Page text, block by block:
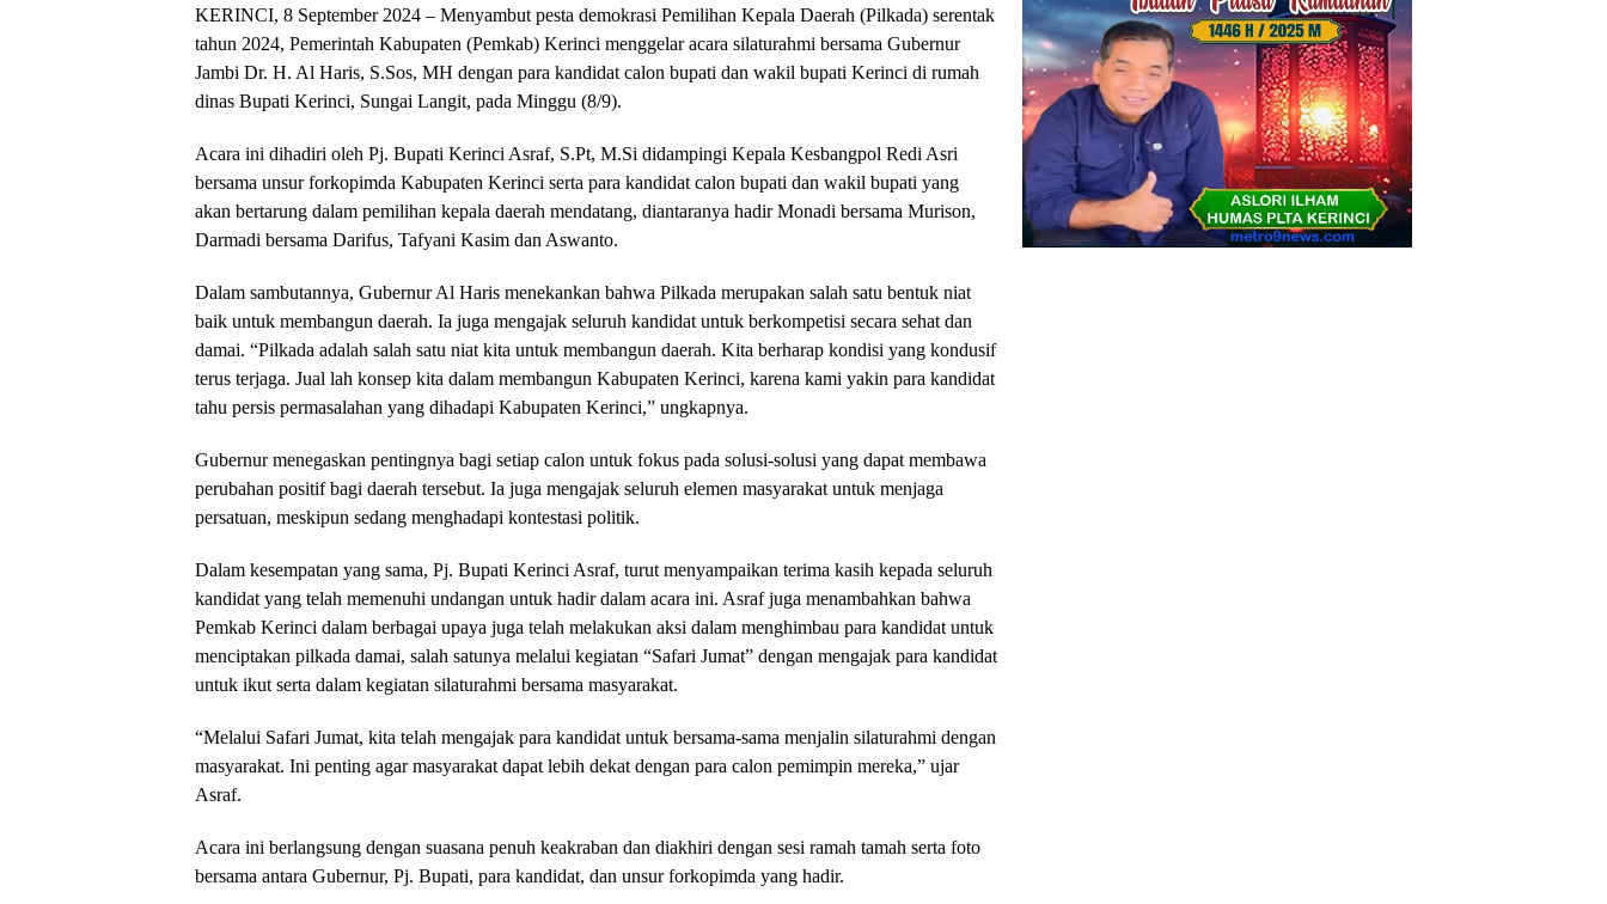
KERINCI, 8 September 2024 – Menyambut pesta demokrasi Pemilihan Kepala Daerah (Pilkada) serentak
tahun 2024, Pemerintah Kabupaten (Pemkab) Kerinci menggelar acara silaturahmi bersama Gubernur
Jambi Dr. H. Al Haris, S.Sos, MH dengan para kandidat calon bupati dan wakil bupati Kerinci di rumah
dinas Bupati Kerinci, Sungai Langit, pada Minggu (8/9).
Acara ini dihadiri oleh Pj. Bupati Kerinci Asraf, S.Pt, M.Si didampingi Kepala Kesbangpol Redi Asri
bersama unsur forkopimda Kabupaten Kerinci serta para kandidat calon bupati dan wakil bupati yang
akan bertarung dalam pemilihan kepala daerah mendatang, diantaranya hadir Monadi bersama Murison,
Darmadi bersama Darifus, Tafyani Kasim dan Aswanto.
Dalam sambutannya, Gubernur Al Haris menekankan bahwa Pilkada merupakan salah satu bentuk niat
baik untuk membangun daerah. Ia juga mengajak seluruh kandidat untuk berkompetisi secara sehat dan
damai. “Pilkada adalah salah satu niat kita untuk membangun daerah. Kita berharap kondisi yang kondusif
terus terjaga. Jual lah konsep kita dalam membangun Kabupaten Kerinci, karena kami yakin para kandidat
tahu persis permasalahan yang dihadapi Kabupaten Kerinci,” ungkapnya.
Gubernur menegaskan pentingnya bagi setiap calon untuk fokus pada solusi-solusi yang dapat membawa
perubahan positif bagi daerah tersebut. Ia juga mengajak seluruh elemen masyarakat untuk menjaga
persatuan, meskipun sedang menghadapi kontestasi politik.
Dalam kesempatan yang sama, Pj. Bupati Kerinci Asraf, turut menyampaikan terima kasih kepada seluruh
kandidat yang telah memenuhi undangan untuk hadir dalam acara ini. Asraf juga menambahkan bahwa
Pemkab Kerinci dalam berbagai upaya juga telah melakukan aksi dalam menghimbau para kandidat untuk
menciptakan pilkada damai, salah satunya melalui kegiatan “Safari Jumat” dengan mengajak para kandidat
untuk ikut serta dalam kegiatan silaturahmi bersama masyarakat.
“Melalui Safari Jumat, kita telah mengajak para kandidat untuk bersama-sama menjalin silaturahmi dengan
masyarakat. Ini penting agar masyarakat dapat lebih dekat dengan para calon pemimpin mereka,” ujar
Asraf.
Acara ini berlangsung dengan suasana penuh keakraban dan diakhiri dengan sesi ramah tamah serta foto
bersama antara Gubernur, Pj. Bupati, para kandidat, dan unsur forkopimda yang hadir.